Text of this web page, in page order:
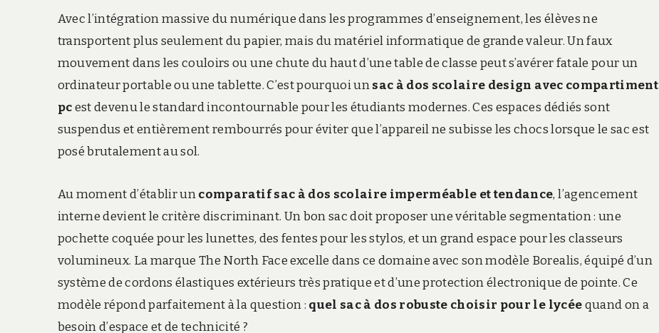
Avec l’intégration massive du numérique dans les programmes d’enseignement, les élèves ne
transportent plus seulement du papier, mais du matériel informatique de grande valeur. Un faux
mouvement dans les couloirs ou une chute du haut d’une table de classe peut s’avérer fatale pour un
ordinateur portable ou une tablette. C’est pourquoi unsac à dos scolaire design avec compartiment
pcest devenu le standard incontournable pour les étudiants modernes. Ces espaces dédiés sont
suspendus et entièrement rembourrés pour éviter que l’appareil ne subisse les chocs lorsque le sac est
posé brutalement au sol.
Au moment d’établir uncomparatif sac à dos scolaire imperméable et tendance, l’agencement
interne devient le critère discriminant. Un bon sac doit proposer une véritable segmentation : une
pochette coquée pour les lunettes, des fentes pour les stylos, et un grand espace pour les classeurs
volumineux. La marque The North Face excelle dans ce domaine avec son modèle Borealis, équipé d’un
système de cordons élastiques extérieurs très pratique et d’une protection électronique de pointe. Ce
modèle répond parfaitement à la question : quel sac à dos robuste choisir pour le lycéequand on a
besoin d’espace et de technicité ?